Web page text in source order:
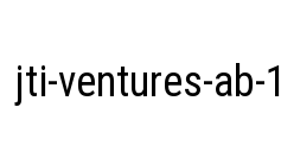
jti-ventures-ab-1